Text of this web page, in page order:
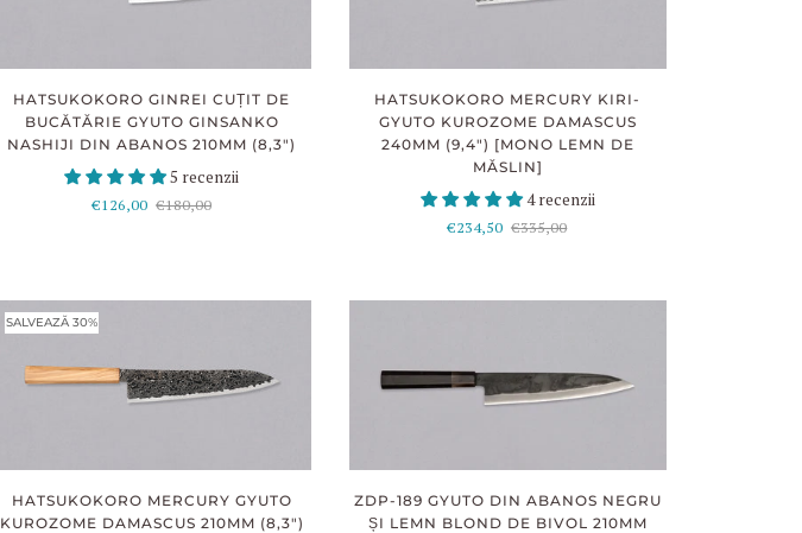
HATSUKOKORO GINREI CUȚIT DE
BUCĂTĂRIE GYUTO GINSANKO
NASHIJI DIN ABANOS 210MM (8,3")
5 recenzii
€126,00 €180,00
HATSUKOKORO MERCURY KIRI-
GYUTO KUROZOME DAMASCUS
240MM (9,4") [MONO LEMN DE
MĂSLIN]
4 recenzii
€234,50 €335,00
SALVEAZĂ 30%
HATSUKOKORO MERCURY GYUTO
KUROZOME DAMASCUS 210MM (8,3")
ZDP-189 GYUTO DIN ABANOS NEGRU
ȘI LEMN BLOND DE BIVOL 210MM